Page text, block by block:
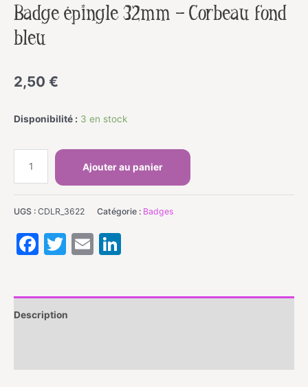
Badge épingle 32mm – Corbeau fond
bleu
2,50 €
Disponibilité : 3 en stock
quantité
Badge
épingle
-
Ajouter au panier
UGS : CDLR_3622 Catégorie : Badges
Facebook
Twitter
Email
Description